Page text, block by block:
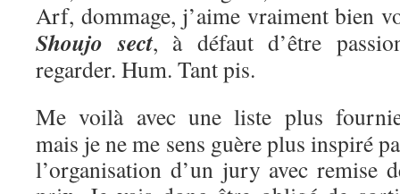
Arf, dommage, j’aime vraiment bien
Shoujo sect, à défaut d’être
regarder. Hum. Tant pis.
Me voilà avec une liste plus
mais je ne me sens guère plus inspiré
l’organisation d’un jury avec remise